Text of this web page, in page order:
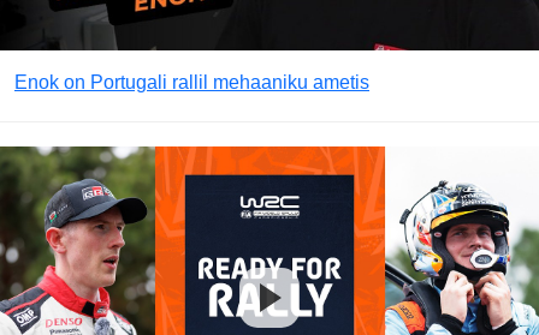
Enok on Portugali rallil mehaaniku ametis